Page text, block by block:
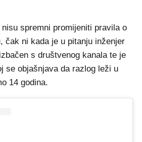
spremni promijeniti pravila o
čak ni kada je u pitanju inženjer
s društvenog kanala te je
se objašnjava da razlog leži u
14 godina.